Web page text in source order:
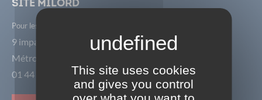
Site Milord
Pour les 8ème, 17ème et 18ème arrondissements.
9 impasse Milord - 75018 Paris
Métro Porte de St Ouen
01 44 85 01 18 This site uses cookies
and gives you control